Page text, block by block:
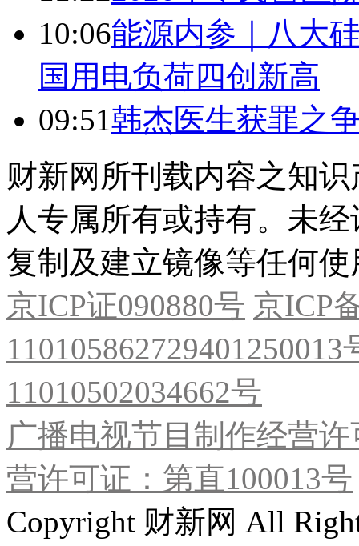
10:06能源内参｜八大
国用电负荷四创新高
09:51韩杰医生获罪之
财新网所刊载内容之知
人专属所有或持有。未
复制及建立镜像等任何使
京ICP证090880号 京ICP
11010502034662号
广播电视节目制作经营
营许可证：第直100013号
Copyright 财新网 All